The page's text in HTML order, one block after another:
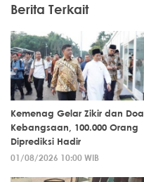
Berita Terkait
Kemenag Gelar Zikir dan Doa
Kebangsaan, 100.000 Orang
Diprediksi Hadir
01/08/2026 10:00 WIB